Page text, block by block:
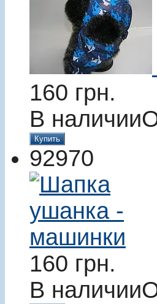
160 грн.
В наличии
Купить
92970
160 грн.
В наличии